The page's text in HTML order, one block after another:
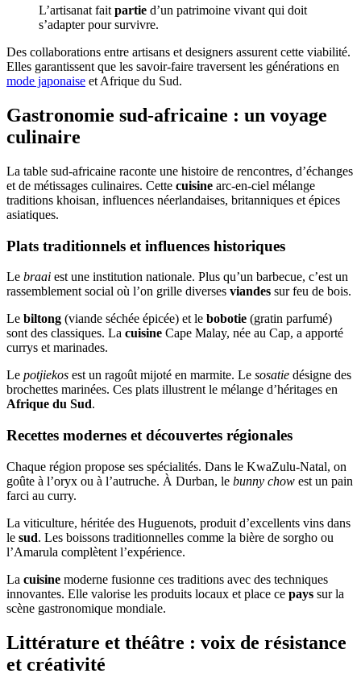
L’artisanat fait partie d’un patrimoine vivant qui doit
s’adapter pour survivre.
Des collaborations entre artisans et designers assurent cette viabilité.
Elles garantissent que les savoir-faire traversent les générations en
mode japonaise et Afrique du Sud.
Gastronomie sud-africaine : un voyage
culinaire
La table sud-africaine raconte une histoire de rencontres, d’échanges
et de métissages culinaires. Cette cuisine arc-en-ciel mélange
traditions khoisan, influences néerlandaises, britanniques et épices
asiatiques.
Plats traditionnels et influences historiques
Le braai est une institution nationale. Plus qu’un barbecue, c’est un
rassemblement social où l’on grille diverses viandes sur feu de bois.
Le biltong (viande séchée épicée) et le bobotie (gratin parfumé)
sont des classiques. La cuisine Cape Malay, née au Cap, a apporté
currys et marinades.
Le potjiekos est un ragoût mijoté en marmite. Le sosatie désigne des
brochettes marinées. Ces plats illustrent le mélange d’héritages en
Afrique du Sud.
Recettes modernes et découvertes régionales
Chaque région propose ses spécialités. Dans le KwaZulu-Natal, on
goûte à l’oryx ou à l’autruche. À Durban, le bunny chow est un pain
farci au curry.
La viticulture, héritée des Huguenots, produit d’excellents vins dans
le sud. Les boissons traditionnelles comme la bière de sorgho ou
l’Amarula complètent l’expérience.
La cuisine moderne fusionne ces traditions avec des techniques
innovantes. Elle valorise les produits locaux et place ce pays sur la
scène gastronomique mondiale.
Littérature et théâtre : voix de résistance
et créativité